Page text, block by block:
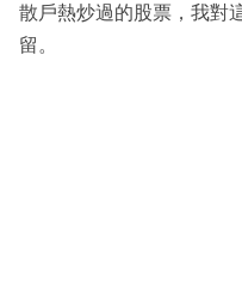
散戶熱炒過的股票，我對
留。